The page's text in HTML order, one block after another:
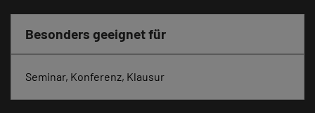
Besonders geeignet für
Seminar, Konferenz, Klausur